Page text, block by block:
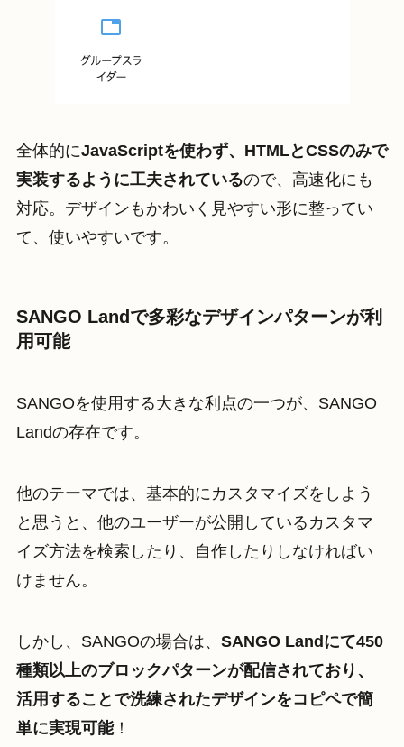
全体的にJavaScriptを使わず、HTMLとCSSのみで
実装するように工夫されているので、高速化にも
対応。デザインもかわいく見やすい形に整ってい
て、使いやすいです。
SANGO Landで多彩なデザインパターンが利
用可能
SANGOを使用する大きな利点の一つが、SANGO
Landの存在です。
他のテーマでは、基本的にカスタマイズをしよう
と思うと、他のユーザーが公開しているカスタマ
イズ方法を検索したり、自作したりしなければい
けません。
しかし、SANGOの場合は、 SANGO Landにて450
種類以上のブロックパターンが配信されており、
活用することで洗練されたデザインをコピペで簡
単に実現可能！